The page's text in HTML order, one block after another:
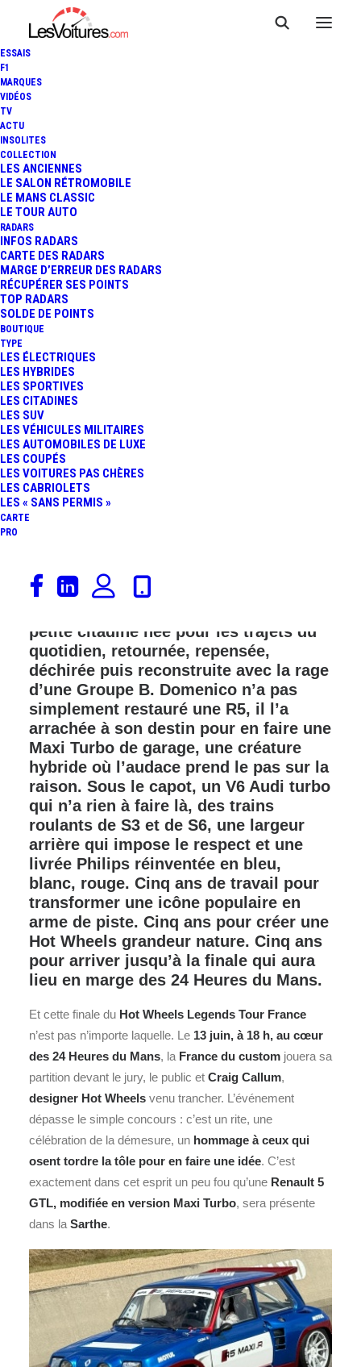
ESSAIS
F1
MARQUES
VIDÉOS
TV
ACTU
INSOLITES
COLLECTION
LES ANCIENNES
LE SALON RÉTROMOBILE
LE MANS CLASSIC
LE TOUR AUTO
RADARS
INFOS RADARS
CARTE DES RADARS
MARGE D’ERREUR DES RADARS
RÉCUPÉRER SES POINTS
TOP RADARS
SOLDE DE POINTS
BOUTIQUE
TYPE
LES ÉLECTRIQUES
LES HYBRIDES
LES SPORTIVES
LES CITADINES
LES SUV
LES VÉHICULES MILITAIRES
LES AUTOMOBILES DE LUXE
LES COUPÉS
LES VOITURES PAS CHÈRES
LES CABRIOLETS
LES « SANS PERMIS »
CARTE
PRO
TRANSFORMÉE EN MAXI
TURBO AVEC UN V6 AUDI, LA
4 Minutes
La Renault 5 GTL surgit comme une
gifle mécanique au milieu du Hot
petite citadine née pour les trajets du
quotidien, retournée, repensée,
déchirée puis reconstruite avec la rage
d’une Groupe B. Domenico n’a pas
simplement restauré une R5, il l’a
arrachée à son destin pour en faire une
Maxi Turbo de garage, une créature
hybride où l’audace prend le pas sur la
raison. Sous le capot, un V6 Audi turbo
qui n’a rien à faire là, des trains
roulants de S3 et de S6, une largeur
arrière qui impose le respect et une
livrée Philips réinventée en bleu,
blanc, rouge. Cinq ans de travail pour
transformer une icône populaire en
arme de piste. Cinq ans pour créer une
Hot Wheels grandeur nature. Cinq ans
pour arriver jusqu’à la finale qui aura
lieu en marge des 24 Heures du Mans.
Et cette finale du Hot Wheels Legends Tour France
n’est pas n’importe laquelle. Le 13 juin, à 18 h, au cœur
des 24 Heures du Mans, la France du custom jouera sa
partition devant le jury, le public et Craig Callum,
designer Hot Wheels venu trancher. L’événement
dépasse le simple concours : c’est un rite, une
célébration de la démesure, un hommage à ceux qui
osent tordre la tôle pour en faire une idée. C’est
exactement dans cet esprit un peu fou qu’une Renault 5
GTL, modifiée en version Maxi Turbo, sera présente
dans la Sarthe.